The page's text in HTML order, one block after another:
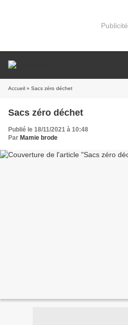
Publicité
Accueil » Sacs zéro déchet
Sacs zéro déchet
Publié le 18/11/2021 à 10:48
Par Mamie brode